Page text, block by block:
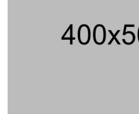
31/07/2026 13:23 WIB ||
Praperadilan Ketiga